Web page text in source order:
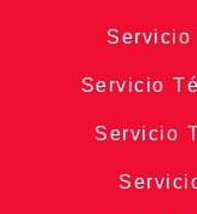
Servicio
Servicio
Servicio